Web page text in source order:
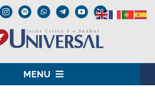
MENU